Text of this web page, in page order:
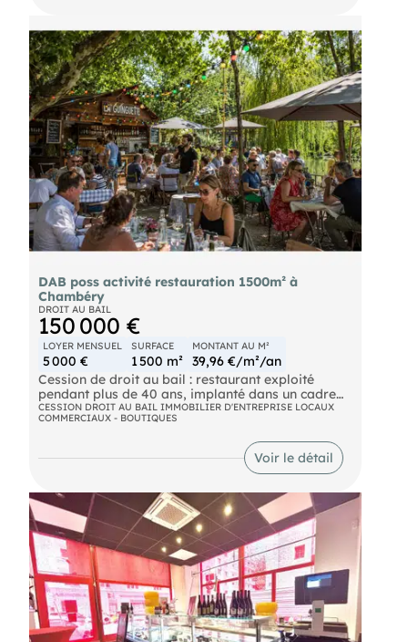
permet de recevoir jusqu'à 70 couverts, avec une
vue dégagée sur les montagnes. Location pure
avec un droit d'entrée de 40 000 Euros. Possibilité
d'acquisition des murs. Une affaire idéale pour un
professionnel souhaitant allier qualité de vie et
activité pérenne.
DAB poss activité restauration 1500m² à
Chambéry
DROIT AU BAIL
150 000 €
LOYER MENSUEL
5 000 €
SURFACE
1 500 m²
MONTANT AU M²
39,96 €/m²/an
Cession de droit au bail : restaurant exploité
pendant plus de 40 ans, implanté dans un cadre
naturel exceptionnel en Savoie. L'établissement,
installé dans un chalet authentique, dispose d'une
activité de loisirs complémentaire attenante
- un concept à fort potentiel touristique. Loyer : 5
000 € HT/mois. Équipe à constituer. Matériel
importante de places assises en extérieur. Idéal
pour y créer une guinguette, activité
principalement saisonnière. Prix de cession : 150
000 € honoraires inclus. Dossier remis sur
qualification uniquement.
CESSION DROIT AU BAIL IMMOBILIER D'ENTREPRISE LOCAUX
COMMERCIAUX - BOUTIQUES
Voir le détail